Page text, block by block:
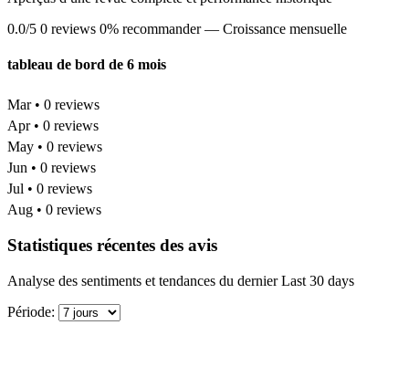
0.0/5 0 reviews 0% recommander — Croissance mensuelle
tableau de bord de 6 mois
Mar • 0 reviews
Apr • 0 reviews
May • 0 reviews
Jun • 0 reviews
Jul • 0 reviews
Aug • 0 reviews
Statistiques récentes des avis
Analyse des sentiments et tendances du dernier Last 30 days
Période: